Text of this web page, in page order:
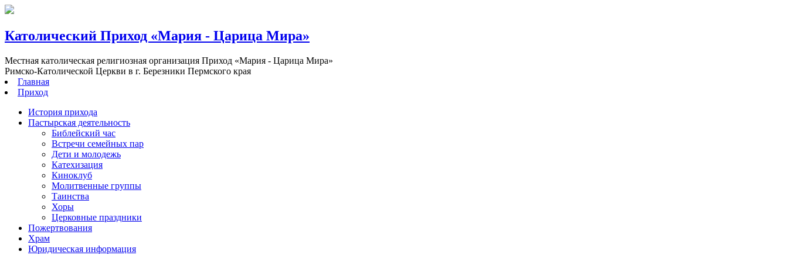
Католический Приход «Мария - Царица Мира»
Местная католическая религиозная организация Приход «Мария - Царица Мира»
Римско-Католической Церкви в г. Березники Пермского края
Главная
Приход
История прихода
Пастырская деятельность
Библейский час
Встречи семейных пар
Дети и молодежь
Катехизация
Киноклуб
Молитвенные группы
Таинства
Хоры
Церковные праздники
Пожертвования
Храм
Юридическая информация